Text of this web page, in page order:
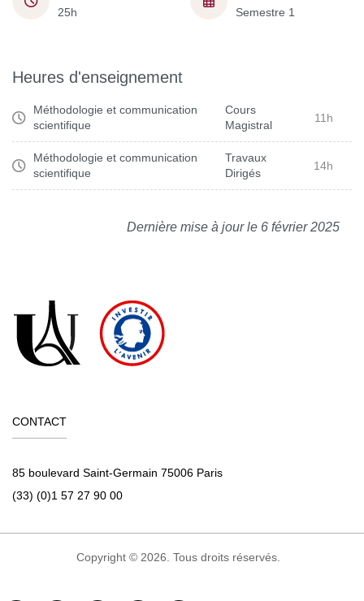
25h
Semestre 1
Heures d'enseignement
Méthodologie et communication
scientifique
Cours
Magistral
11h
Méthodologie et communication
scientifique
Travaux
Dirigés
14h
Dernière mise à jour le 6 février 2025
CONTACT
85 boulevard Saint-Germain 75006 Paris
(33) (0)1 57 27 90 00
Copyright © 2026. Tous droits réservés.